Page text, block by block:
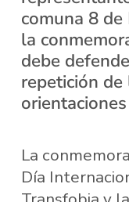
comuna 8
la
debe
repetición
La
Día